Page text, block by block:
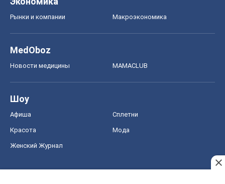
Рынки и компании Mакроэкономика
MedOboz
Новости медицины MAMACLUB
Шоу
Афиша Сплетни
Красота Мода
Женский Журнал